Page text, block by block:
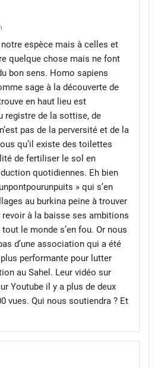
notre espèce mais à celles et
quelque chose mais ne font
bon sens. Homo sapiens
sage à la découverte de
en haut lieu est
registre de la sottise, de
pas de la perversité et de la
qu’il existe des toilettes
de fertiliser le sol en
quotidiennes. Eh bien
» qui s’en
au burkina peine à trouver
à la baisse ses ambitions
tout le monde s’en fou. Or nous
d’une association qui a été
performante pour lutter
au Sahel. Leur vidéo sur
Youtube il y a plus de deux
vues. Qui nous soutiendra ? Et